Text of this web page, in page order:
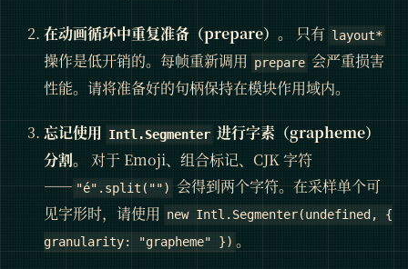
在动画循环中重复准备（prepare）。 只有 layout*
操作是低开销的。每帧重新调用 prepare 会严重损害
性能。请将准备好的句柄保持在模块作用域内。
忘记使用 Intl.Segmenter 进行字素（grapheme）
分割。
对于 Emoji、组合标记、CJK 字符
—— "é".split("")会得到两个字符。在采样单个可
见字形时，请使用 new Intl.Segmenter(undefined, {
granularity: "grapheme" }) 。